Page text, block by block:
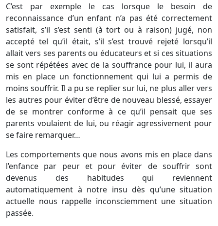
C’est par exemple le cas lorsque le besoin de
reconnaissance d’un enfant n’a pas été correctement
satisfait, s’il s’est senti (à tort ou à raison) jugé, non
accepté tel qu’il était, s’il s’est trouvé rejeté lorsqu’il
allait vers ses parents ou éducateurs et si ces situations
se sont répétées avec de la souffrance pour lui, il aura
mis en place un fonctionnement qui lui a permis de
moins souffrir. Il a pu se replier sur lui, ne plus aller vers
les autres pour éviter d’être de nouveau blessé, essayer
de se montrer conforme à ce qu’il pensait que ses
parents voulaient de lui, ou réagir agressivement pour
se faire remarquer…
Les comportements que nous avons mis en place dans
l’enfance par peur et pour éviter de souffrir sont
devenus des habitudes qui reviennent
automatiquement à notre insu dès qu’une situation
actuelle nous rappelle inconsciemment une situation
passée.